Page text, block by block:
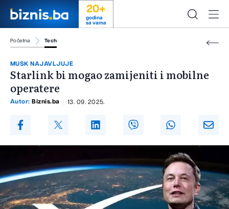
20+
godina
sa vama
Početna Tech
MUSK NAJAVLJUJE
Starlink bi mogao zamijeniti i mobilne
operatere
Autor: Biznis.ba 13. 09. 2025.